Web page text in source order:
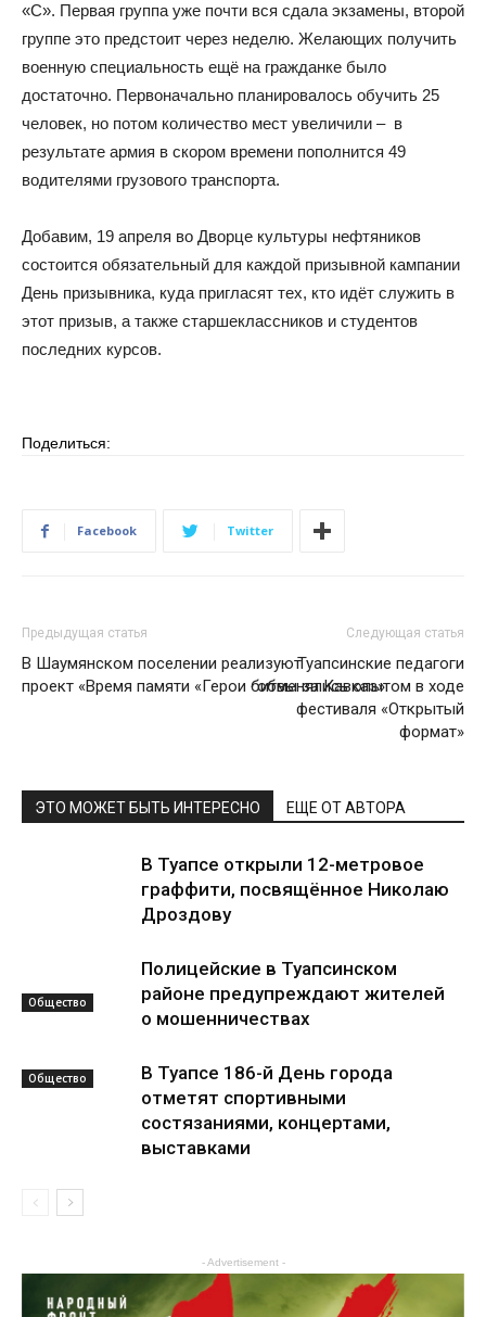
«С». Первая группа уже почти вся сдала экзамены, второй
группе это предстоит через неделю. Желающих получить
военную специальность ещё на гражданке было
достаточно. Первоначально планировалось обучить 25
человек, но потом количество мест увеличили – в
результате армия в скором времени пополнится 49
водителями грузового транспорта.
Добавим, 19 апреля во Дворце культуры нефтяников
состоится обязательный для каждой призывной кампании
День призывника, куда пригласят тех, кто идёт служить в
этот призыв, а также старшеклассников и студентов
последних курсов.
Поделиться:
Facebook Twitter
Предыдущая статья
В Шаумянском поселении реализуют
проект «Время памяти «Герои битвы за Кавказ»
Следующая статья
Туапсинские педагоги
обменялись опытом в ходе
фестиваля «Открытый
формат»
ЭТО МОЖЕТ БЫТЬ ИНТЕРЕСНО ЕЩЕ ОТ АВТОРА
Общество
В Туапсе открыли 12-метровое
граффити, посвящённое Николаю
Дроздову
Общество
Полицейские в Туапсинском
районе предупреждают жителей
о мошенничествах
В Туапсе 186-й День города
отметят спортивными
состязаниями, концертами,
выставками
- Advertisement -